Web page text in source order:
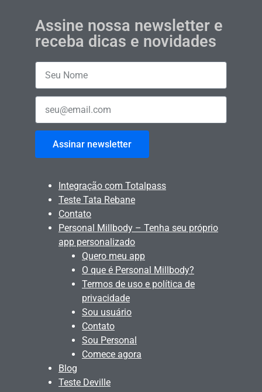
Assine nossa newsletter e
receba dicas e novidades
Assinar newsletter
Integração com Totalpass
Teste Tata Rebane
Contato
Personal Millbody – Tenha seu próprio
app personalizado
Quero meu app
O que é Personal Millbody?
Termos de uso e política de
privacidade
Sou usuário
Contato
Sou Personal
Comece agora
Blog
Teste Deville